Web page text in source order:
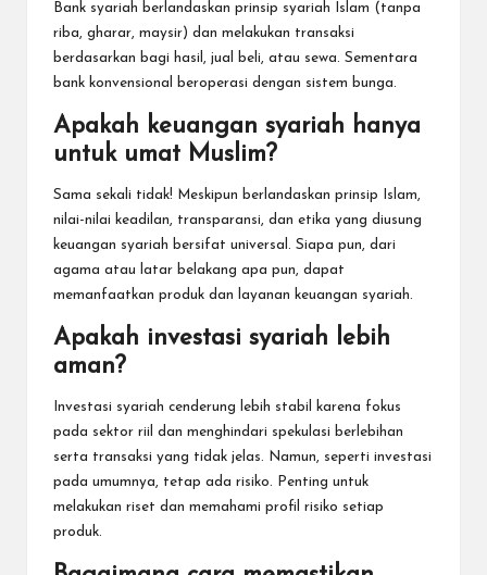
Bank syariah berlandaskan prinsip syariah Islam (tanpa
riba, gharar, maysir) dan melakukan transaksi
berdasarkan bagi hasil, jual beli, atau sewa. Sementara
bank konvensional beroperasi dengan sistem bunga.
Apakah keuangan syariah hanya
untuk umat Muslim?
Sama sekali tidak! Meskipun berlandaskan prinsip Islam,
nilai-nilai keadilan, transparansi, dan etika yang diusung
keuangan syariah bersifat universal. Siapa pun, dari
agama atau latar belakang apa pun, dapat
memanfaatkan produk dan layanan keuangan syariah.
Apakah investasi syariah lebih
aman?
Investasi syariah cenderung lebih stabil karena fokus
pada sektor riil dan menghindari spekulasi berlebihan
serta transaksi yang tidak jelas. Namun, seperti investasi
pada umumnya, tetap ada risiko. Penting untuk
melakukan riset dan memahami profil risiko setiap
produk.